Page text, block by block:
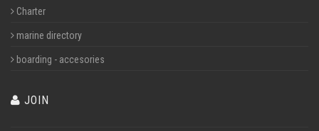
Charter
marine directory
boarding - accesories
JOIN